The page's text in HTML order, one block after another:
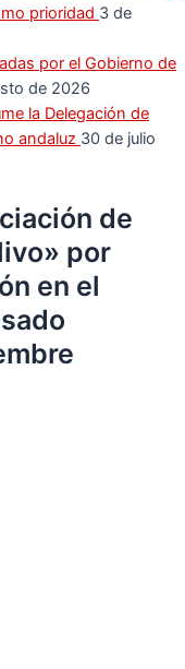
prioridad 3 de
por el Gobierno de
de 2026
la Delegación de
andaluz 30 de julio
de
por
en el